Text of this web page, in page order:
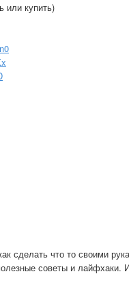
купить)
сделать что то своими
советы и лайфхаки.